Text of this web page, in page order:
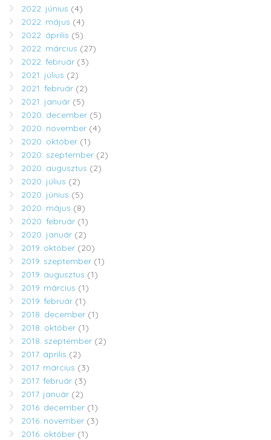
2022. június (4)
2022. május (4)
2022. április (5)
2022. március (27)
2022. február (3)
2021. július (2)
2021. február (2)
2021. január (5)
2020. december (5)
2020. november (4)
2020. október (1)
2020. szeptember (2)
2020. augusztus (2)
2020. július (2)
2020. június (5)
2020. május (8)
2020. február (1)
2020. január (2)
2019. október (20)
2019. szeptember (1)
2019. augusztus (1)
2019. március (1)
2019. február (1)
2018. december (1)
2018. október (1)
2018. szeptember (2)
2017. április (2)
2017. március (3)
2017. február (3)
2017. január (2)
2016. december (1)
2016. november (3)
2016. október (1)